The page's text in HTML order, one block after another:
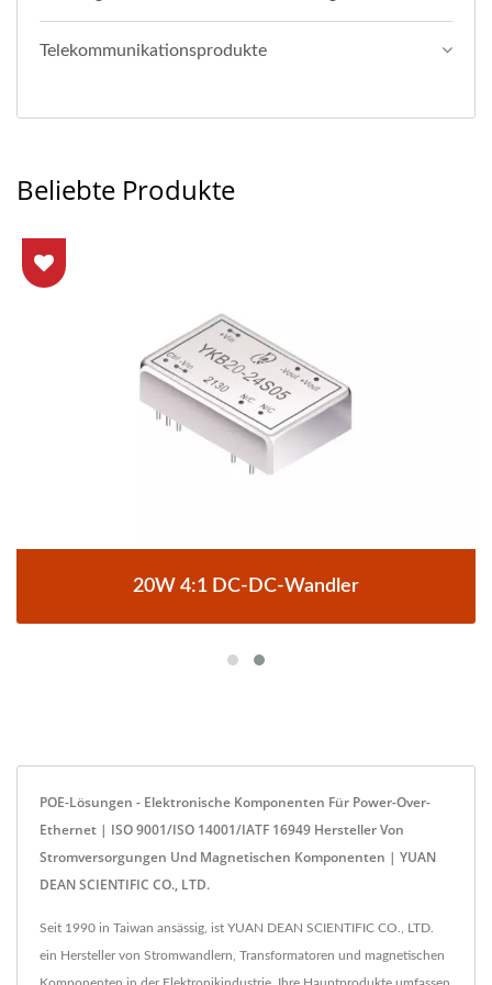
Telekommunikationsprodukte
Beliebte Produkte
20W 4:1 DC-DC-Wandler
POE-Lösungen - Elektronische Komponenten Für Power-Over-
Ethernet | ISO 9001/ISO 14001/IATF 16949 Hersteller Von
Stromversorgungen Und Magnetischen Komponenten | YUAN
DEAN SCIENTIFIC CO., LTD.
Seit 1990 in Taiwan ansässig, ist YUAN DEAN SCIENTIFIC CO., LTD.
ein Hersteller von Stromwandlern, Transformatoren und magnetischen
Komponenten in der Elektronikindustrie. Ihre Hauptprodukte umfassen